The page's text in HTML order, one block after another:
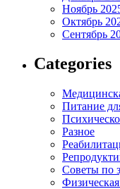
Ноябрь
Октябрь
Сентябрь
Categories
Питание
Разное
Советы по